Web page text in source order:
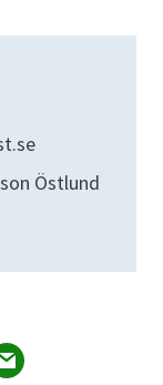
Östlund